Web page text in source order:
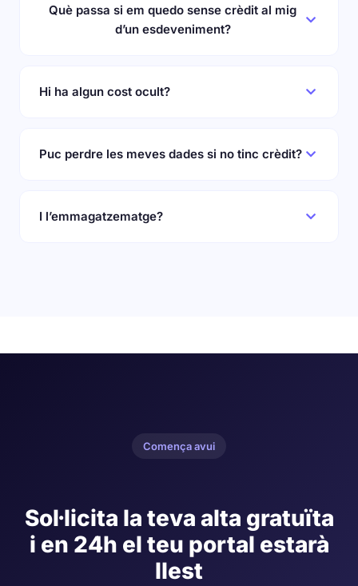
Què passa si em quedo sense crèdit al mig
d’un esdeveniment?
Hi ha algun cost ocult?
d’arxius. No hem afegit ni un sol càrrec nou des del
Puc perdre les meves dades si no tinc crèdit?
accessibles. No els eliminem sense avisar-te abans.
I l’emmagatzematge?
Comença avui
Sol·licita la teva alta gratuïta
i en 24h el teu portal estarà
llest